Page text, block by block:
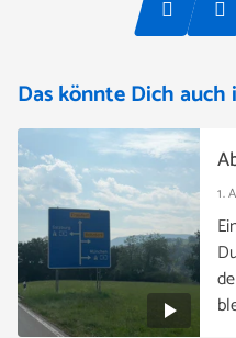
Das könnte Dich auch
1.